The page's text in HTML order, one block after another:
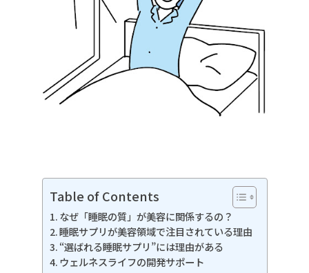
Table of Contents
なぜ「睡眠の質」が美容に関係するの？
睡眠サプリが美容領域で注目されている理由
“選ばれる睡眠サプリ”には理由がある
ウェルネスライフの開発サポート